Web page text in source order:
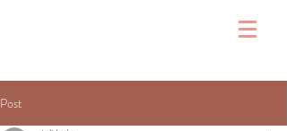
Post